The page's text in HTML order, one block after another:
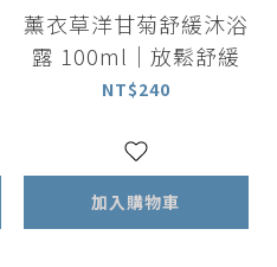
薰衣草洋甘菊舒緩沐浴
露 100ml｜放鬆舒緩
NT$240
加入購物車